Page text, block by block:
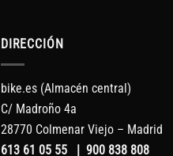
DIRECCIÓN
bike.es (Almacén central)
C/ Madroño 4a
28770 Colmenar Viejo – Madrid
613 61 05 55
900 838 808